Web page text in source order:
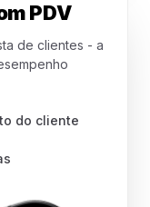
PDV
de clientes - a
do cliente